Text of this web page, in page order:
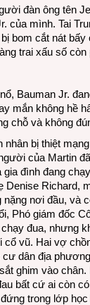
đàn ông tên
của mình. Tai
bom cắt nát
trai xấu số
Bauman Jr.
mắn không hề
chỗ và không
nhân bị thiệt
của Martin
gia đình đang
Denise Richard,
nơi đầu, và
Phó giám đốc
đua, nhưng
cổ vũ. Hai vợ
dân địa
ghim vào
bất cứ ai còn
trong lớp